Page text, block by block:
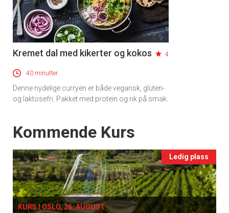
Kremet dal med kikerter og kokos 4
40 minutter
Denne nydelige curryen er både vegansk, gluten-
og laktosefri. Pakket med protein og rik på smak.
Events
Kommende Kurs
Ledig plass
KURS I OSLO, 26. AUGUST